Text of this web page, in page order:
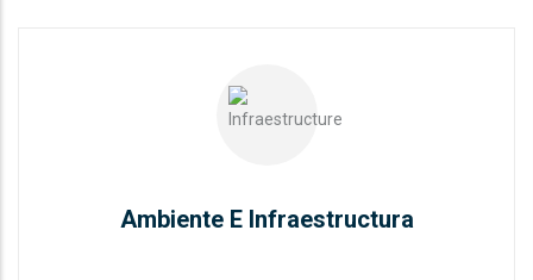
Ambiente E Infraestructura